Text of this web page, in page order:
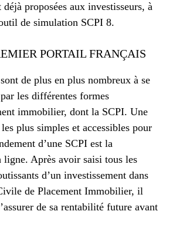
déjà proposées aux investisseurs, à
de simulation SCPI 8.
PORTAIL FRANÇAIS
de plus en plus nombreux à se
les différentes formes
immobilier, dont la SCPI. Une
plus simples et accessibles pour
d’une SCPI est la
ligne. Après avoir saisi tous les
d’un investissement dans
de Placement Immobilier, il
de sa rentabilité future avant